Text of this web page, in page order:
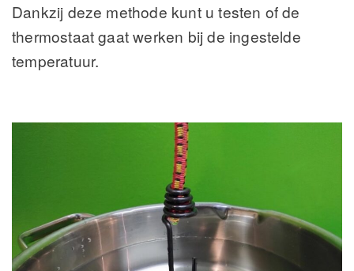
Dankzij deze methode kunt u testen of de
thermostaat gaat werken bij de ingestelde
temperatuur.